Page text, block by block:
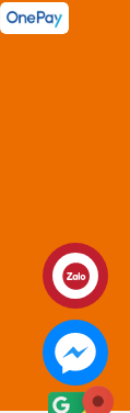
Liên hệ